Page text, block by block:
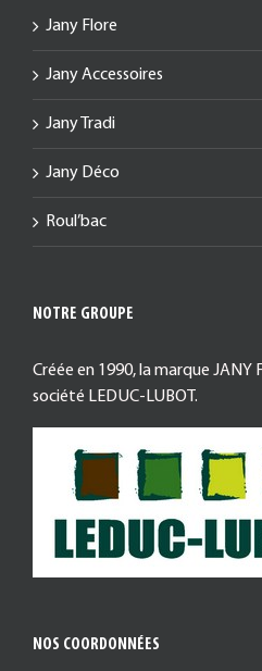
Jany Flore
Jany Accessoires
Jany Tradi
Jany Déco
Roul’bac
NOTRE GROUPE
Créée en 1990, la marque JANY
société LEDUC-LUBOT.
NOS COORDONNÉES